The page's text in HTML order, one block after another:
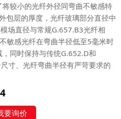
较小的光纤外径同弯曲不敏感特
包层的厚度，光纤玻璃部分直径中
场直径与常规G.657.B3光纤相
敏感光纤在弯曲半径低至5毫米时
同时保持与传统G.652.D和
寸、光纤弯曲半径有严苛要求的
要询价